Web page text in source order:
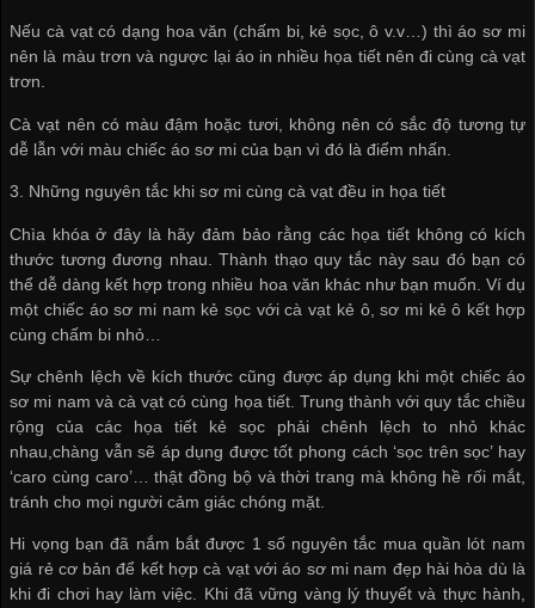
Nếu cà vạt có dạng hoa văn (chấm bi, kẻ sọc, ô v.v…) thì áo sơ mi
nên là màu trơn và ngược lại áo in nhiều họa tiết nên đi cùng cà vạt
trơn.
Cà vạt nên có màu đậm hoặc tươi, không nên có sắc độ tương tự
dễ lẫn với màu chiếc áo sơ mi của bạn vì đó là điểm nhấn.
3. Những nguyên tắc khi sơ mi cùng cà vạt đều in họa tiết
Chìa khóa ở đây là hãy đảm bảo rằng các họa tiết không có kích
thước tương đương nhau. Thành thạo quy tắc này sau đó bạn có
thể dễ dàng kết hợp trong nhiều hoa văn khác như bạn muốn. Ví dụ
một chiếc áo sơ mi nam kẻ sọc với cà vạt kẻ ô, sơ mi kẻ ô kết hợp
cùng chấm bi nhỏ…
Sự chênh lệch về kích thước cũng được áp dụng khi một chiếc áo
sơ mi nam và cà vạt có cùng họa tiết. Trung thành với quy tắc chiều
rộng của các họa tiết kẻ sọc phải chênh lệch to nhỏ khác
nhau,chàng vẫn sẽ áp dụng được tốt phong cách ‘sọc trên sọc’ hay
‘caro cùng caro’… thật đồng bộ và thời trang mà không hề rối mắt,
tránh cho mọi người cảm giác chóng mặt.
Hi vọng bạn đã nắm bắt được 1 số nguyên tắc mua quần lót nam
giá rẻ cơ bản để kết hợp cà vạt với áo sơ mi nam đẹp hài hòa dù là
khi đi chơi hay làm việc. Khi đã vững vàng lý thuyết và thực hành,